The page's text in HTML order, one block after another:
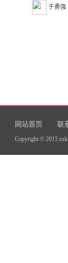
于勇强
网站首页 联
Copyright © 2015